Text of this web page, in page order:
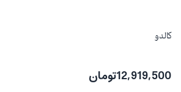
کالدو
12,919,500تومان